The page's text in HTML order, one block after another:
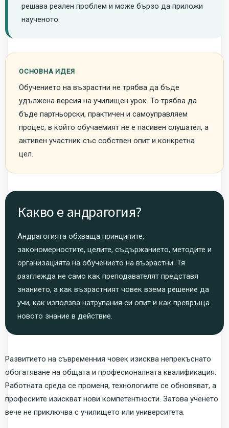
решава реален проблем и може бързо да приложи
наученото.
ОСНОВНА ИДЕЯ
Обучението на възрастни не трябва да бъде
удължена версия на училищен урок. То трябва да
бъде партньорски, практичен и самоуправляем
процес, в който обучаемият не е пасивен слушател, а
активен участник със собствен опит и конкретна
цел.
Какво е андрагогия?
Андрагогията обхваща принципите,
закономерностите, целите, съдържанието, методите и
организацията на обучението на възрастни. Тя
разглежда не само как преподавателят представя
знанието, а как възрастният човек взема решение да
учи, как използва натрупания си опит и как превръща
новото знание в действие.
Развитието на съвременния човек изисква непрекъснато
обогатяване на общата и професионалната квалификация.
Работната среда се променя, технологиите се обновяват, а
професиите изискват нови компетентности. Затова ученето
вече не приключва с училището или университета.